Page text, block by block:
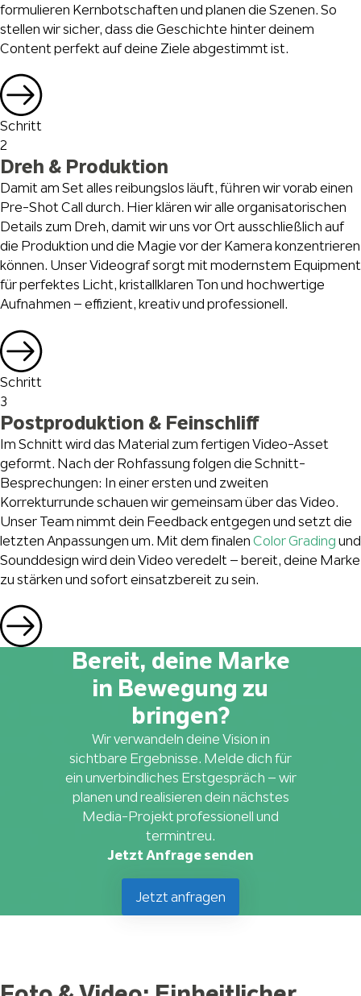
formulieren Kernbotschaften und planen die Szenen. So
stellen wir sicher, dass die Geschichte hinter deinem
Content perfekt auf deine Ziele abgestimmt ist.
Schritt
2
Dreh & Produktion
Damit am Set alles reibungslos läuft, führen wir vorab einen
Pre-Shot Call durch. Hier klären wir alle organisatorischen
Details zum Dreh, damit wir uns vor Ort ausschließlich auf
die Produktion und die Magie vor der Kamera konzentrieren
können. Unser Videograf sorgt mit modernstem Equipment
für perfektes Licht, kristallklaren Ton und hochwertige
Aufnahmen – effizient, kreativ und professionell.
Schritt
3
Postproduktion & Feinschliff
Im Schnitt wird das Material zum fertigen Video-Asset
geformt. Nach der Rohfassung folgen die Schnitt-
Besprechungen: In einer ersten und zweiten
Korrekturrunde schauen wir gemeinsam über das Video.
Unser Team nimmt dein Feedback entgegen und setzt die
letzten Anpassungen um. Mit dem finalen Color Grading und
Sounddesign wird dein Video veredelt – bereit, deine Marke
zu stärken und sofort einsatzbereit zu sein.
Bereit, deine Marke
in Bewegung zu
bringen?
Wir verwandeln deine Vision in
sichtbare Ergebnisse. Melde dich für
ein unverbindliches Erstgespräch – wir
planen und realisieren dein nächstes
Media-Projekt professionell und
termintreu.
Jetzt Anfrage senden
Jetzt anfragen